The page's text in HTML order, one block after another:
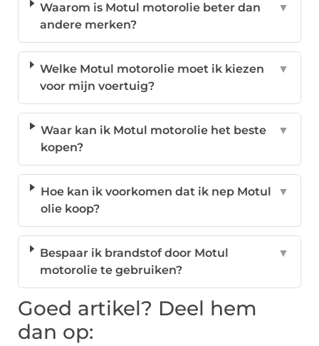
Waarom is Motul motorolie beter dan
andere merken?
▼
Welke Motul motorolie moet ik kiezen
voor mijn voertuig?
▼
Waar kan ik Motul motorolie het beste
kopen?
▼
Hoe kan ik voorkomen dat ik nep Motul
olie koop?
▼
Bespaar ik brandstof door Motul
motorolie te gebruiken?
▼
Goed artikel? Deel hem
dan op: